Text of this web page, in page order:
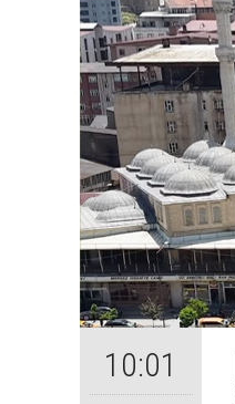
10:01